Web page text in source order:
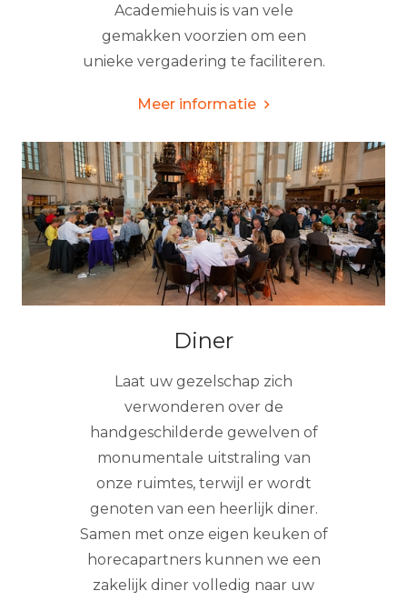
Academiehuis is van vele
gemakken voorzien om een
unieke vergadering te faciliteren.
Meer informatie
Diner
Laat uw gezelschap zich
verwonderen over de
handgeschilderde gewelven of
monumentale uitstraling van
onze ruimtes, terwijl er wordt
genoten van een heerlijk diner.
Samen met onze eigen keuken of
horecapartners kunnen we een
zakelijk diner volledig naar uw